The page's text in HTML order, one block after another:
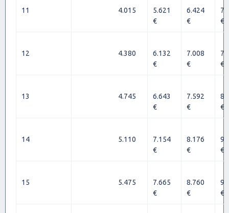
11 4.015
5.621
€
6.424
€
€
12 4.380
6.132
€
7.008
€
€
13 4.745
6.643
€
7.592
€
€
14 5.110
7.154
€
8.176
€
€
15 5.475
7.665
€
8.760
€
€